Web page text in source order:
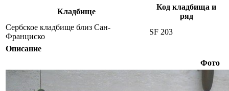
Кладбище
Код кладбища и
ряд
Сербское кладбище близ Сан-
Франциско
SF 203
Описание
Фото